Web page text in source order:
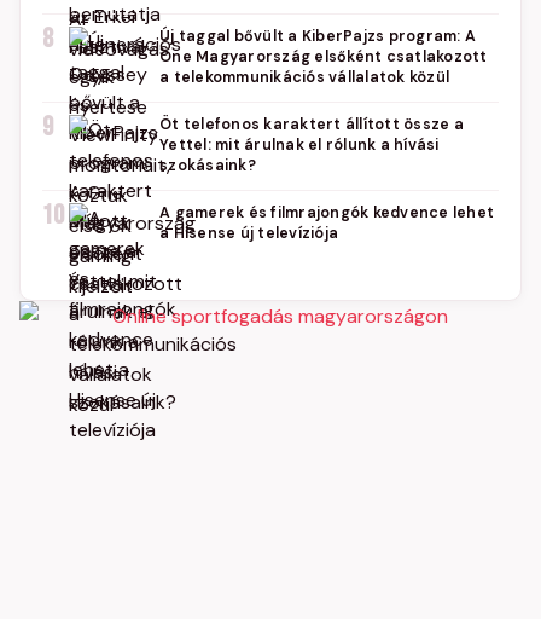
8
Új taggal bővült a KiberPajzs program: A
One Magyarország elsőként csatlakozott
a telekommunikációs vállalatok közül
9
Öt telefonos karaktert állított össze a
Yettel: mit árulnak el rólunk a hívási
szokásaink?
10
A gamerek és filmrajongók kedvence lehet
a Hisense új televíziója